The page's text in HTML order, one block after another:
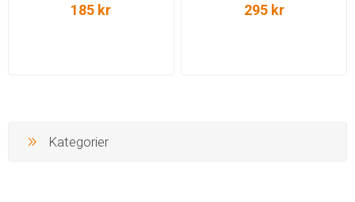
185 kr 295 kr
Kategorier